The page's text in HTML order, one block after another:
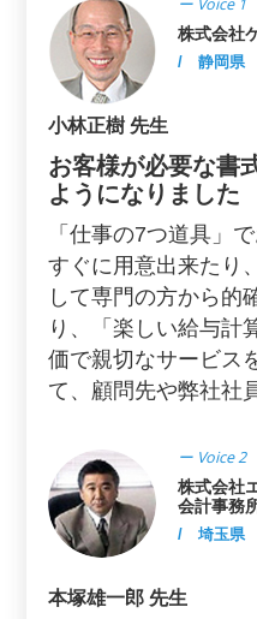
ー Voice 1
株式会社
/ 静岡県
小林正樹 先生
お客様が必要な書
ようになりました
「仕事の7つ道具」
すぐに用意出来たり
して専門の方から的
り、「楽しい給与計
価で親切なサービス
て、顧問先や弊社社
ー Voice 2
株式会社
会計事務
/ 埼玉県
本塚雄一郎 先生